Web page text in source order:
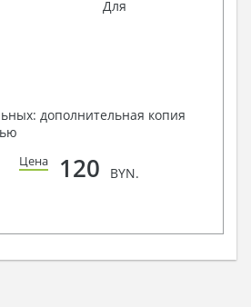
Для
дополнительная копия
Цена 120 BYN.